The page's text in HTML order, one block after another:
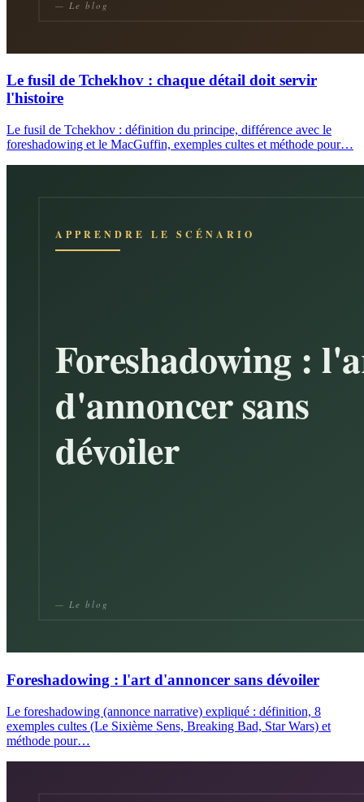
Le fusil de Tchekhov : chaque détail doit servir
l'histoire
Le fusil de Tchekhov : définition du principe, différence avec le
foreshadowing et le MacGuffin, exemples cultes et méthode pour…
Foreshadowing : l'art d'annoncer sans dévoiler
Le foreshadowing (annonce narrative) expliqué : définition, 8
exemples cultes (Le Sixième Sens, Breaking Bad, Star Wars) et
méthode pour…